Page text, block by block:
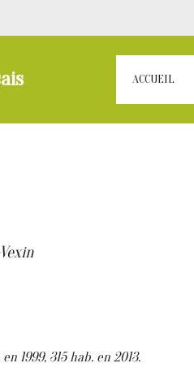
ACCUEIL
1999, 315 hab. en 2013.